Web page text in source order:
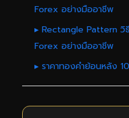
Forex อย่างมืออาชีพ
▸ Rectangle Pattern วิ
Forex อย่างมืออาชีพ
▸ ราคาทองคำย้อนหลัง